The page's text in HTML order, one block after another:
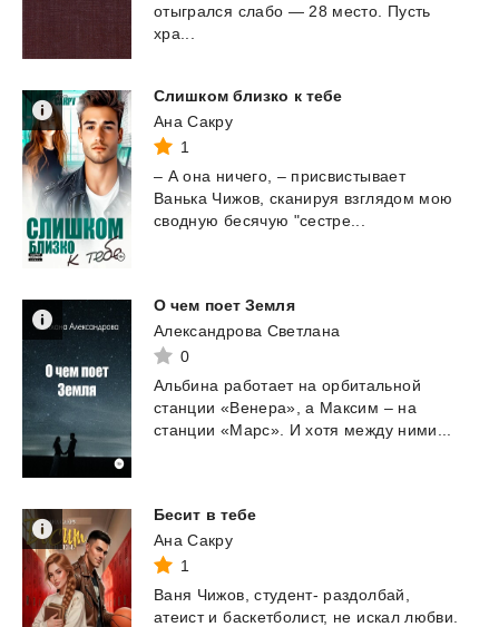
отыгрался слабо — 28 место. Пусть
хра...
Слишком близко к тебе
Ана Сакру
1
– А она ничего, – присвистывает
Ванька Чижов, сканируя взглядом мою
сводную бесячую "сестре...
О чем поет Земля
Александрова Светлана
0
Альбина работает на орбитальной
станции «Венера», а Максим – на
станции «Марс». И хотя между ними...
Бесит в тебе
Ана Сакру
1
Ваня Чижов, студент- раздолбай,
атеист и баскетболист, не искал любви.